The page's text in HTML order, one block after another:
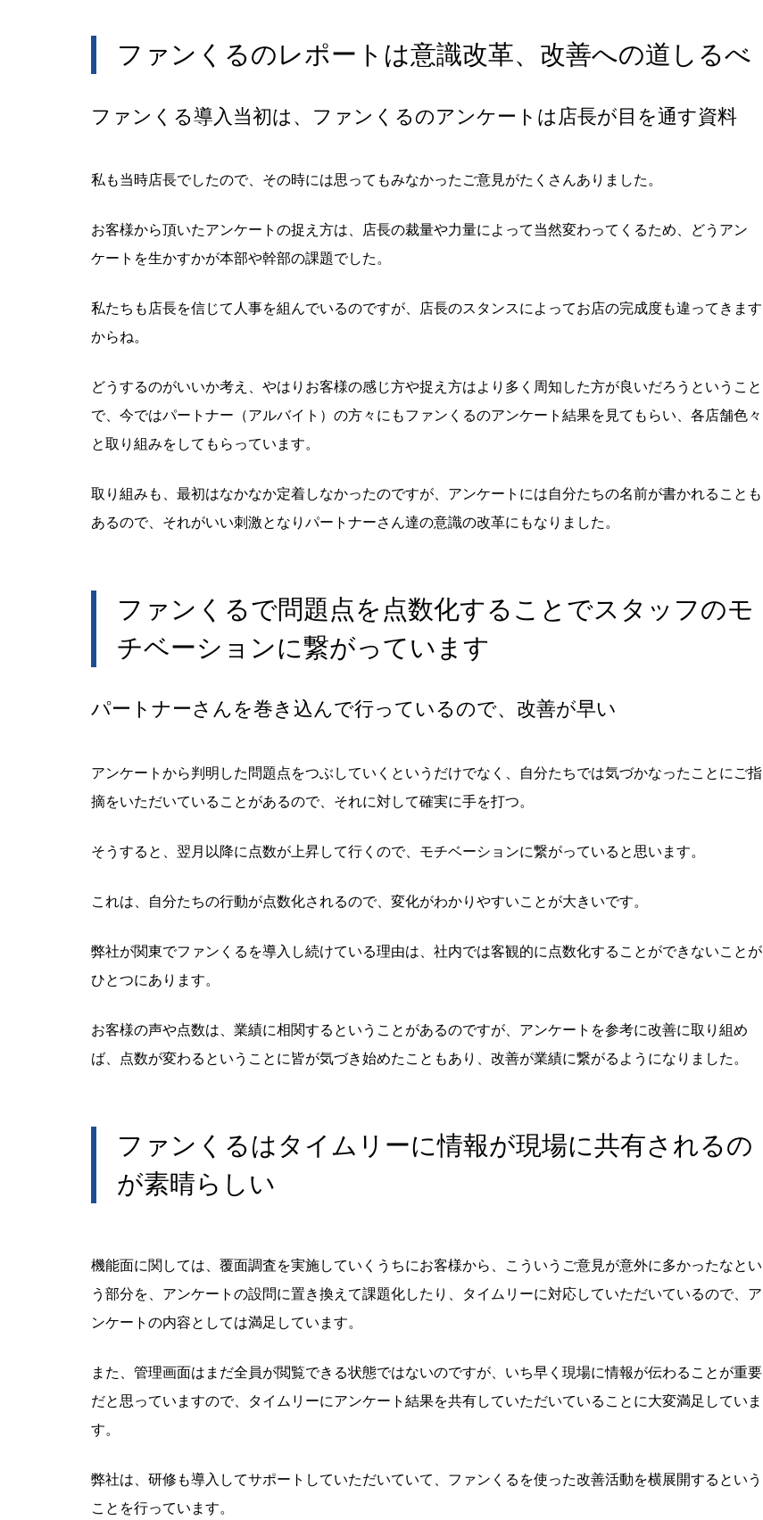
ファンくるのレポートは意識改革、改善への道しるべ
ファンくる導入当初は、ファンくるのアンケートは店長が目を通す資料
私も当時店長でしたので、その時には思ってもみなかったご意見がたくさんありました。
お客様から頂いたアンケートの捉え方は、店長の裁量や力量によって当然変わってくるため、どうアン
ケートを生かすかが本部や幹部の課題でした。
私たちも店長を信じて人事を組んでいるのですが、店長のスタンスによってお店の完成度も違ってきます
からね。
どうするのがいいか考え、やはりお客様の感じ方や捉え方はより多く周知した方が良いだろうということ
で、今ではパートナー（アルバイト）の方々にもファンくるのアンケート結果を見てもらい、各店舗色々
と取り組みをしてもらっています。
取り組みも、最初はなかなか定着しなかったのですが、アンケートには自分たちの名前が書かれることも
あるので、それがいい刺激となりパートナーさん達の意識の改革にもなりました。
ファンくるで問題点を点数化することでスタッフのモ
チベーションに繋がっています
パートナーさんを巻き込んで行っているので、改善が早い
アンケートから判明した問題点をつぶしていくというだけでなく、自分たちでは気づかなったことにご指
摘をいただいていることがあるので、それに対して確実に手を打つ。
そうすると、翌月以降に点数が上昇して行くので、モチベーションに繋がっていると思います。
これは、自分たちの行動が点数化されるので、変化がわかりやすいことが大きいです。
弊社が関東でファンくるを導入し続けている理由は、社内では客観的に点数化することができないことが
ひとつにあります。
お客様の声や点数は、業績に相関するということがあるのですが、アンケートを参考に改善に取り組め
ば、点数が変わるということに皆が気づき始めたこともあり、改善が業績に繋がるようになりました。
ファンくるはタイムリーに情報が現場に共有されるの
が素晴らしい
機能面に関しては、覆面調査を実施していくうちにお客様から、こういうご意見が意外に多かったなとい
う部分を、アンケートの設問に置き換えて課題化したり、タイムリーに対応していただいているので、ア
ンケートの内容としては満足しています。
また、管理画面はまだ全員が閲覧できる状態ではないのですが、いち早く現場に情報が伝わることが重要
だと思っていますので、タイムリーにアンケート結果を共有していただいていることに大変満足していま
す。
弊社は、研修も導入してサポートしていただいていて、ファンくるを使った改善活動を横展開するという
ことを行っています。